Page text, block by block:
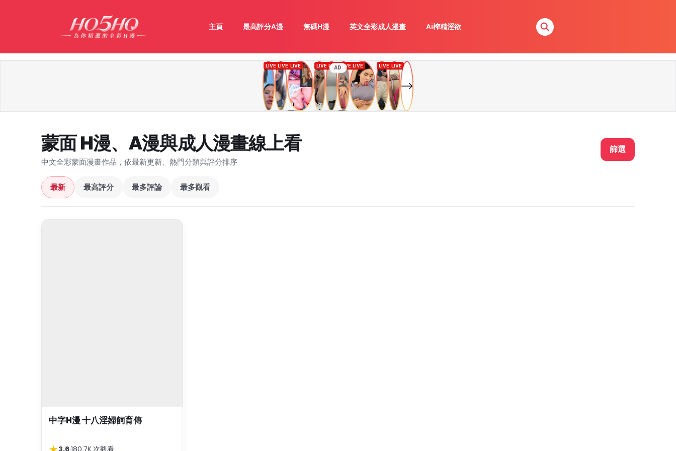
主頁 最高評分A漫 無碼H漫 英文全彩成人漫畫 Ai榨精淫欲
AD
蒙面 H漫、A漫與成人漫畫線上看
中文全彩蒙面漫畫作品，依最新更新、熱門分類與評分排序
篩選
最新 最高評分 最多評論 最多觀看
中字H漫 十八淫婦飼育傳
3.6·180.7K 次觀看